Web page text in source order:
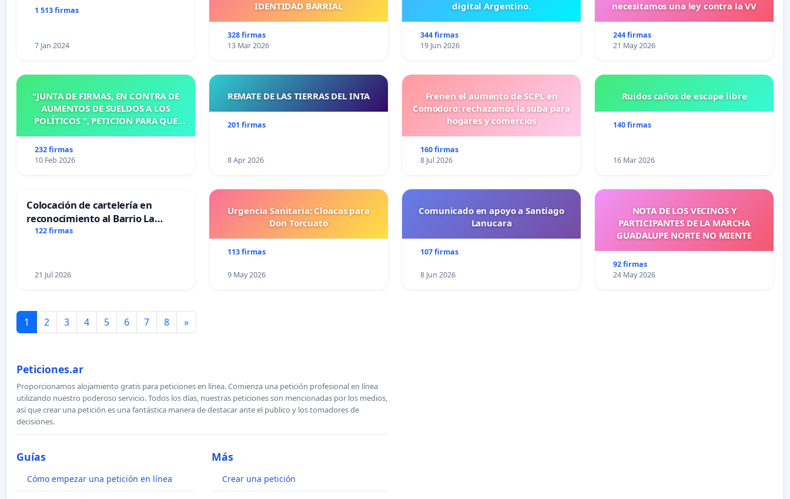
1 513 firmas
7 Jan 2024
IDENTIDAD BARRIAL
328 firmas
13 Mar 2026
digital Argentino.
344 firmas
19 Jun 2026
necesitamos una ley contra la VV
244 firmas
21 May 2026
"JUNTA DE FIRMAS, EN CONTRA DE
AUMENTOS DE SUELDOS A LOS
POLÍTICOS ", PETICION PARA QUE
ORDENANZA N°1102/92, EN
VICTORIA, ENTRE RIOS
232 firmas
10 Feb 2026
REMATE DE LAS TIERRAS DEL INTA
201 firmas
8 Apr 2026
Frenen el aumento de SCPL en
Comodoro: rechazamos la suba para
hogares y comercios
160 firmas
8 Jul 2026
Ruidos caños de escape libre
140 firmas
16 Mar 2026
Colocación de cartelería en
reconocimiento al Barrio La
Laguna de Trelew y sus vecinos
122 firmas
21 Jul 2026
Urgencia Sanitaria: Cloacas para
Don Torcuato
113 firmas
9 May 2026
Comunicado en apoyo a Santiago
Lanucara
107 firmas
8 Jun 2026
NOTA DE LOS VECINOS Y
PARTICIPANTES DE LA MARCHA
GUADALUPE NORTE NO MIENTE
92 firmas
24 May 2026
1 2 3 4 5 6 7 8 »
Peticiones.ar
Proporcionamos alojamiento gratis para peticiones en línea. Comienza una petición profesional en línea
utilizando nuestro poderoso servicio. Todos los días, nuestras peticiones son mencionadas por los medios,
así que crear una petición es una fantástica manera de destacar ante el publico y los tomadores de
decisiones.
Guías
Cómo empezar una petición en línea
Más
Crear una petición